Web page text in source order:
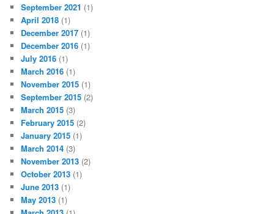
September 2021 (1)
April 2018 (1)
December 2017 (1)
December 2016 (1)
July 2016 (1)
March 2016 (1)
November 2015 (1)
September 2015 (2)
March 2015 (3)
February 2015 (2)
January 2015 (1)
March 2014 (3)
November 2013 (2)
October 2013 (1)
June 2013 (1)
May 2013 (1)